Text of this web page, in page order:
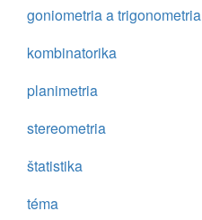
goniometria a trigonometria
kombinatorika
planimetria
stereometria
štatistika
téma